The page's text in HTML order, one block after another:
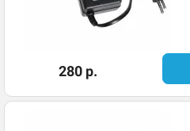
280 р.